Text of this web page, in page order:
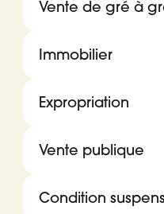
Vente de gré à
Immobilier
Expropriation
Vente publique
Condition